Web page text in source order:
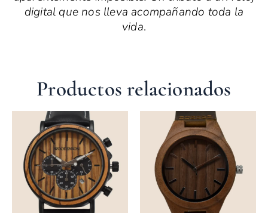
digital que nos lleva acompañando toda la
vida.
Productos relacionados